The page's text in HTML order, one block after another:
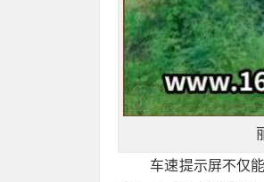
车速提示屏不仅